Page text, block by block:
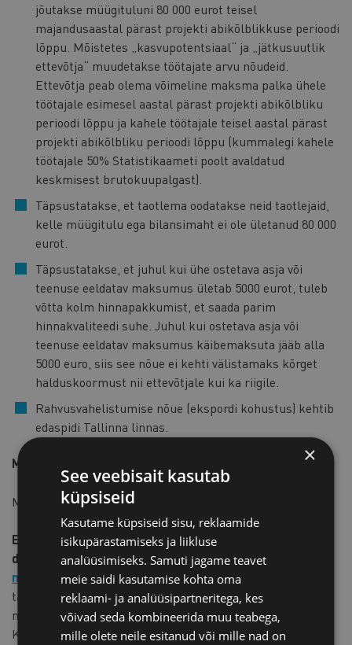
jõutakse müügituluni 80 000 eurot teisel
majandusaastal pärast projekti abikõlblikkuse perioodi
lõppu. Mõistetes „kasvupotentsiaal“ ja „jätkusuutlik
ettevõtja“ muudetakse töötajate arvu nõudeid.
Ettevõtja peab olema võimeline maksma palka ühele
töötajale esimesel aastal pärast projekti abikõlbliku
perioodi lõppu ja kahele töötajale teisel aastal pärast
projekti abikõlbliku perioodi lõppu (kummalegi kahele
töötajale 50% Statistikaameti poolt avaldatud
keskmisest brutokuupalgast).
Täpsustatakse, et taotlema oodatakse neid taotlejaid,
kelle müügitulu ega bilansimaht ei ole ületanud 80 000
eurot.
Täpsustatakse, et juhul kui ühe ostetava asja või
teenuse eeldatav maksumus ületab 5000 eurot, tuleb
võtta kolm hinnapakkumist, et saada parim
hinnakvaliteedi suhe. Juhul kui ostetava asja või
teenuse eeldatav maksumus käibemaksuta jääb alla
5000 euro, siis see nõue ei kehti välistamaks kõrget
halduskoormust nii ettevõtjale kui ka riigile.
Rahvusvahelistumise nõue (ekspordi kohustus) kehtib
edaspidi Tallinna linnas.
Millal muudatused jõustuvad?
Määrus jõustub 3. päeval pärast Riigi Teatajas avaldamist.
Ettevõtjate arvamused on oodatud hiljemalt 05.
detsembriks e-posti aadressile
merike.koppel[at]koda.ee.Ettevõtjatelt laekunud
tagasiside põhjal koostame kaubanduskoja seisukoha,
mille edastame Majandus- ja
Kommunikatsiooniministeeriumile.
×
See veebisait kasutab
küpsiseid
Kasutame küpsiseid sisu, reklaamide
isikupärastamiseks ja liikluse
analüüsimiseks. Samuti jagame teavet
meie saidi kasutamise kohta oma
reklaami- ja analüüsipartneritega, kes
võivad seda kombineerida muu teabega,
mille olete neile esitanud või mille nad on